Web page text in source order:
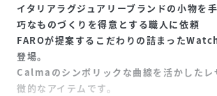
イタリアラグジュアリーブランドの小物を
巧なものづくりを得意とする職人に依頼
FAROが提案するこだわりの詰まった
登場。
Calmaのシンボリックな曲線を活かしたレ
徴的なアイテムです。